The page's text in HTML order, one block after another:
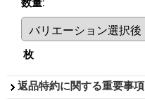
数量:
枚
返品特約に関する重要事項